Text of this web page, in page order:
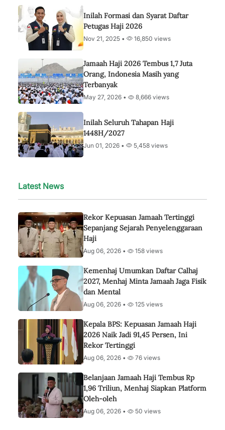
Inilah Formasi dan Syarat Daftar
Petugas Haji 2026
Nov 21, 2025 • 16,850 views
Jamaah Haji 2026 Tembus 1,7 Juta
Orang, Indonesia Masih yang
Terbanyak
May 27, 2026 • 8,666 views
Inilah Seluruh Tahapan Haji
1448H/2027
Jun 01, 2026 • 5,458 views
Latest News
Rekor Kepuasan Jamaah Tertinggi
Sepanjang Sejarah Penyelenggaraan
Haji
Aug 06, 2026 • 158 views
Kemenhaj Umumkan Daftar Calhaj
2027, Menhaj Minta Jamaah Jaga Fisik
dan Mental
Aug 06, 2026 • 125 views
Kepala BPS: Kepuasan Jamaah Haji
2026 Naik Jadi 91,45 Persen, Ini
Rekor Tertinggi
Aug 06, 2026 • 76 views
Belanjaan Jamaah Haji Tembus Rp
1,96 Triliun, Menhaj Siapkan Platform
Oleh-oleh
Aug 06, 2026 • 50 views